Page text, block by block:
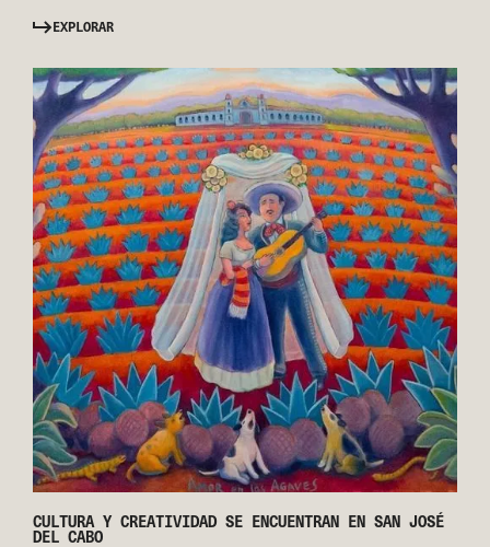
EXPLORAR
CULTURA Y CREATIVIDAD SE ENCUENTRAN EN SAN JOSÉ
DEL CABO